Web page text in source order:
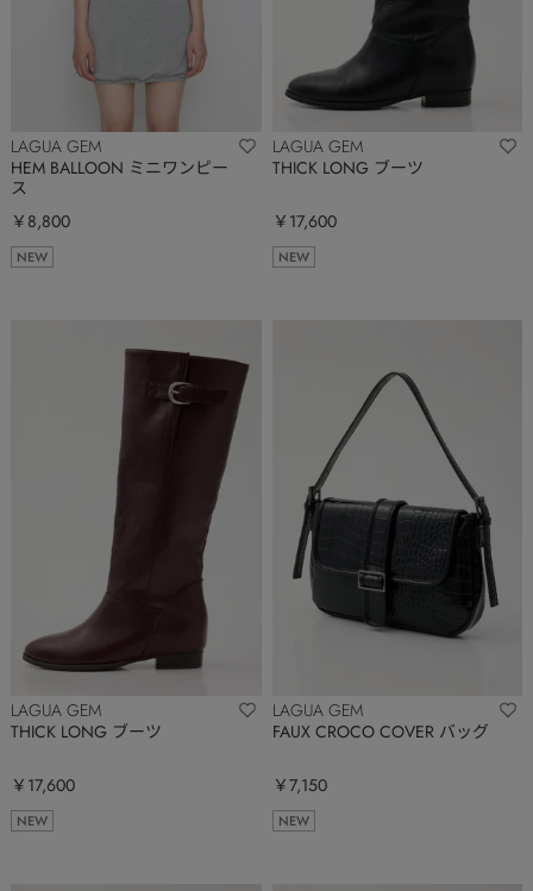
LAGUA GEM
HEM BALLOON ミニワンピー
ス
￥8,800
NEW
LAGUA GEM
THICK LONG ブーツ
￥17,600
NEW
LAGUA GEM
THICK LONG ブーツ
￥17,600
NEW
LAGUA GEM
FAUX CROCO COVER バッグ
￥7,150
NEW